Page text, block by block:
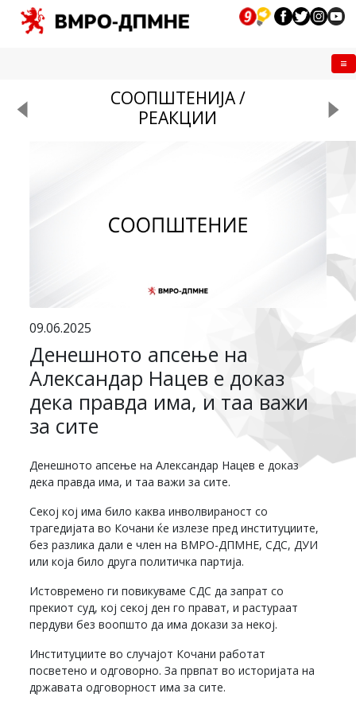
СООПШТЕНИЈА /
РЕАКЦИИ
09.06.2025
Денешното апсење на
Александар Нацев е доказ
дека правда има, и таа важи
за сите
Денешното апсење на Александар Нацев е доказ
дека правда има, и таа важи за сите.
Секој кој има било каква инволвираност со
трагедијата во Кочани ќе излезе пред институциите,
без разлика дали е член на ВМРО-ДПМНЕ, СДС, ДУИ
или која било друга политичка партија.
Истовремено ги повикуваме СДС да запрат со
прекиот суд, кој секој ден го прават, и растураат
пердуви без воопшто да има докази за некој.
Институциите во случајот Кочани работат
посветено и одговорно. За првпат во историјата на
државата одговорност има за сите.